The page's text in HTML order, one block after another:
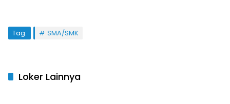
Tag: SMA/SMK
Loker Lainnya